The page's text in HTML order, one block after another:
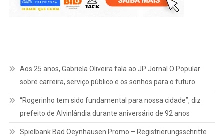
Aos 25 anos, Gabriela Oliveira fala ao JP Jornal O Popular
sobre carreira, serviço público e os sonhos para o futuro
“Rogerinho tem sido fundamental para nossa cidade”, diz
prefeito de Alvinlândia durante aniversário de 92 anos
Spielbank Bad Oeynhausen Promo – Registrierungsschritte